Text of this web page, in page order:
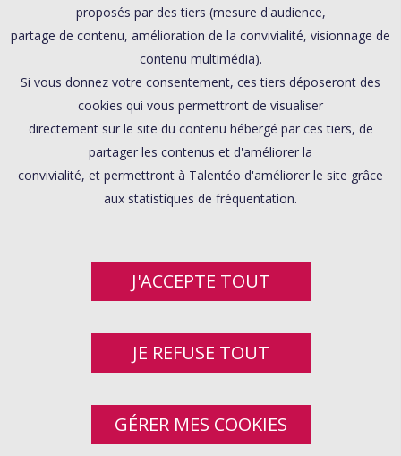
proposés par des tiers (mesure d'audience,
partage de contenu, amélioration de la convivialité, visionnage de
contenu multimédia).
Si vous donnez votre consentement, ces tiers déposeront des
cookies qui vous permettront de visualiser
directement sur le site du contenu hébergé par ces tiers, de
partager les contenus et d'améliorer la
convivialité, et permettront à Talentéo d'améliorer le site grâce
aux statistiques de fréquentation.
J'ACCEPTE TOUT
JE REFUSE TOUT
GÉRER MES COOKIES